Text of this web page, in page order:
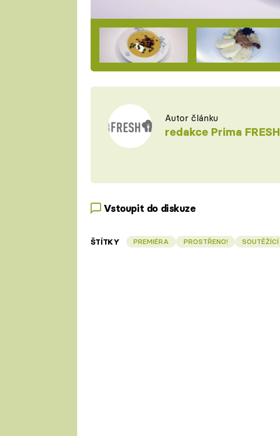
Autor článku
redakce Prima FRESH
Vstoupit do diskuze
ŠTÍTKY PREMIÉRA PROSTŘENO! SOUTĚŽÍCÍ